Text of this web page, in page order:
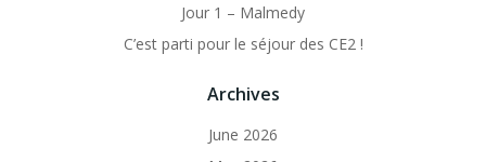
Jour 1 – Malmedy
C’est parti pour le séjour des CE2 !
Archives
June 2026